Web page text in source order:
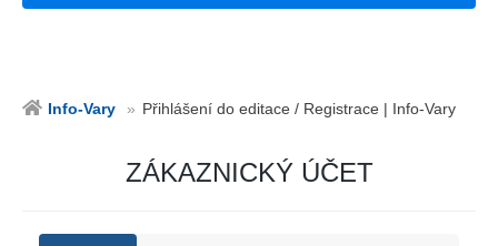
Info-Vary Přihlášení do editace / Registrace | Info-Vary
ZÁKAZNICKÝ ÚČET